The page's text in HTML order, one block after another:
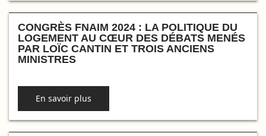
CONGRÈS FNAIM 2024 : LA POLITIQUE DU
LOGEMENT AU CŒUR DES DÉBATS MENÉS
PAR LOÏC CANTIN ET TROIS ANCIENS
MINISTRES
En savoir plus